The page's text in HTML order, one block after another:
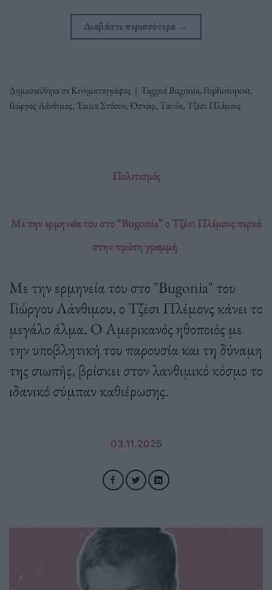
Διαβάστε περισσότερα →
Δημοσιεύθηκε σεΚινηματογράφος | TaggedBugonia, fbphotopost,
Γιώργος Λάνθιμος,Έμμα Στόουν,Όσκαρ, Ταινία, Τζέσι Πλέμονς
Πολιτισμός
Με την ερμηνεία του στο “Bugonia” ο Τζέσι Πλέμονς περνά
στην πρώτη γραμμή
Με την ερμηνεία του στο "Bugonia" του
Γιώργου Λάνθιμου, ο Τζέσι Πλέμονς κάνει το
μεγάλο άλμα. Ο Αμερικανός ηθοποιός με
την υποβλητική του παρουσία και τη δύναμη
της σιωπής, βρίσκει στον λανθιμικό κόσμο το
ιδανικό σύμπαν καθιέρωσης.
03.11.2025